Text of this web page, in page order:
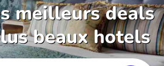
meilleurs deals
beaux hotels